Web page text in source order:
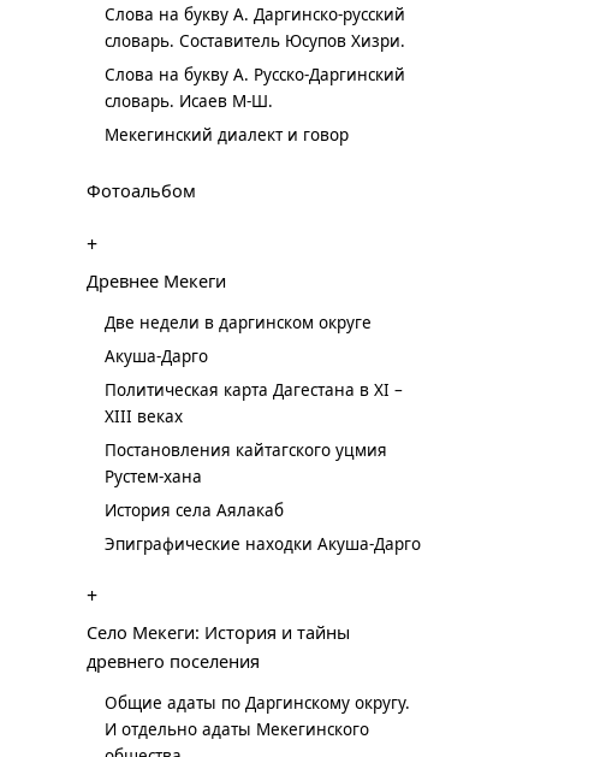
Слова на букву А. Даргинско-русский
словарь. Составитель Юсупов Хизри.
Слова на букву А. Русско-Даргинский
словарь. Исаев М-Ш.
Мекегинский диалект и говор
Фотоальбом
+
Древнее Мекеги
Две недели в даргинском округе
Акуша-Дарго
Политическая карта Дагестана в XI –
XIII веках
Постановления кайтагского уцмия
Рустем-хана
История села Аялакаб
Эпиграфические находки Акуша-Дарго
+
Село Мекеги: История и тайны
древнего поселения
Общие адаты по Даргинскому округу.
И отдельно адаты Мекегинского